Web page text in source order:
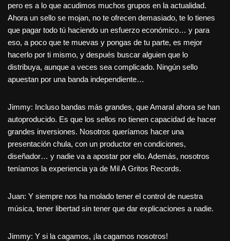
pero es a lo que acudimos muchos grupos en la actualidad.
Ahora un sello se mojan, no te ofrecen demasiado, te lo tienes
que pagar todo tú haciendo un esfuerzo económico… y para
eso, a poco que te muevas y pongas de tu parte, es mejor
hacerlo por ti mismo, y después buscar alguien que lo
distribuya, aunque a veces sea complicado. Ningún sello
apuestan por una banda independiente…
Jimmy: Incluso bandas más grandes, que Amaral ahora se han
autoproducido. Es que los sellos no tienen capacidad de hacer
grandes inversiones. Nosotros queríamos hacer una
presentación chula, con un productor en condiciones,
diseñador… y nadie va a apostar por ello. Además, nosotros
teníamos la experiencia ya de Mil A Gritos Records.
Juan: Y siempre nos ha molado tener el control de nuestra
música, tener libertad sin tener que dar explicaciones a nadie.
Jimmy: Y si la cagamos, ¡la cagamos nosotros!